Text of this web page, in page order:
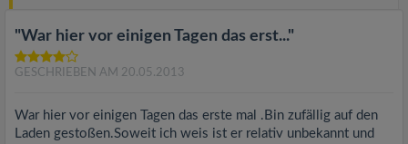
"War hier vor einigen Tagen das erst..."
GESCHRIEBEN AM 20.05.2013
War hier vor einigen Tagen das erste mal .Bin zufällig auf den
Laden gestoßen.Soweit ich weis ist er relativ unbekannt und